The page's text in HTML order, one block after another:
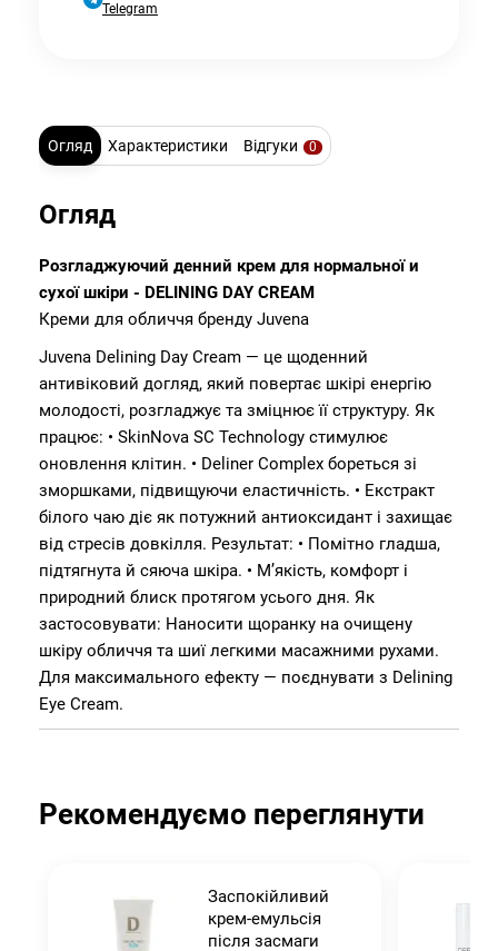
Telegram
Огляд Характеристики Відгуки 0
Огляд
Розгладжуючий денний крем для нормальної и
сухої шкіри - DELINING DAY CREAM
Креми для обличчя бренду Juvena
Juvena Delining Day Cream — це щоденний
антивіковий догляд, який повертає шкірі енергію
молодості, розгладжує та зміцнює її структуру. Як
працює: • SkinNova SC Technology стимулює
оновлення клітин. • Deliner Complex бореться зі
зморшками, підвищуючи еластичність. • Екстракт
білого чаю діє як потужний антиоксидант і захищає
від стресів довкілля. Результат: • Помітно гладша,
підтягнута й сяюча шкіра. • М’якість, комфорт і
природний блиск протягом усього дня. Як
застосовувати: Наносити щоранку на очищену
шкіру обличчя та шиї легкими масажними рухами.
Для максимального ефекту — поєднувати з Delining
Eye Cream.
Рекомендуємо переглянути
Заспокійливий
крем-емульсія
після засмаги